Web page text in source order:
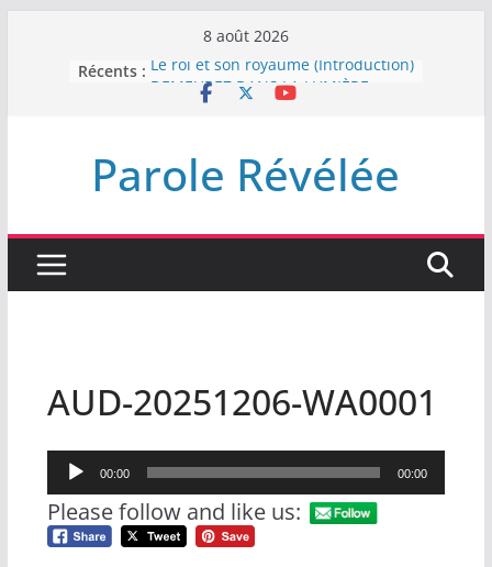
8 août 2026
Récents : Le roi et son royaume (Introduction)
DEMEUREZ DANS LA LUMIÈRE
LABAN
L’INTERVENTION DE DIEU
Parole Révélée
AUD-20251206-WA0001
Lecteur
audio
00:00 00:00
Please follow and like us: